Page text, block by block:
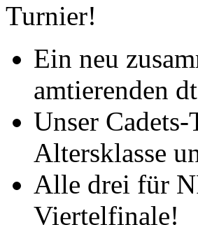
Turnier!
Ein neu
amtierenden
Unser
Altersklasse
Alle drei für
Viertelfinale!